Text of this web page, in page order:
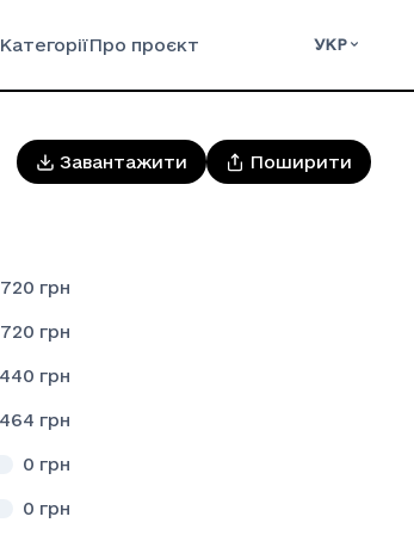
КатегоріїПро проєкт УКР
Завантажити Поширити
ТА ПАЛІАТИВНОЇ ДОПОМОГИ"
грн
грн
грн
грн
САМБІРСЬКОГО РАЙОНУ ЛЬВІВСЬКОЇ
0 грн
0 грн